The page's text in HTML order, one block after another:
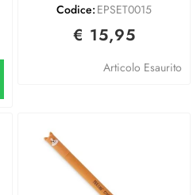
Codice: EPSET0015
€ 15,95
Articolo Esaurito